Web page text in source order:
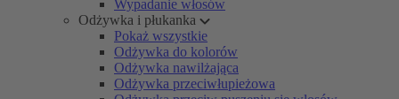
Wypadanie włosów
Odżywka i płukanka
Pokaż wszystkie
Odżywka do kolorów
Odżywka nawilżająca
Odżywka przeciwłupieżowa